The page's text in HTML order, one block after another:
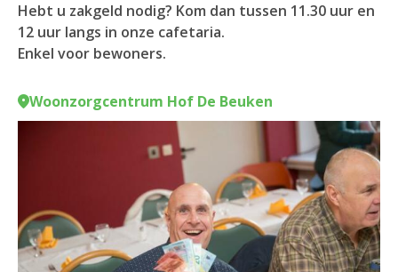
Hebt u zakgeld nodig? Kom dan tussen 11.30 uur en
12 uur langs in onze cafetaria.
Enkel voor bewoners.
Woonzorgcentrum Hof De Beuken